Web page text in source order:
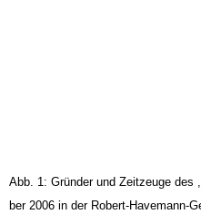
Abb. 1: Gründer und Zeitzeuge des